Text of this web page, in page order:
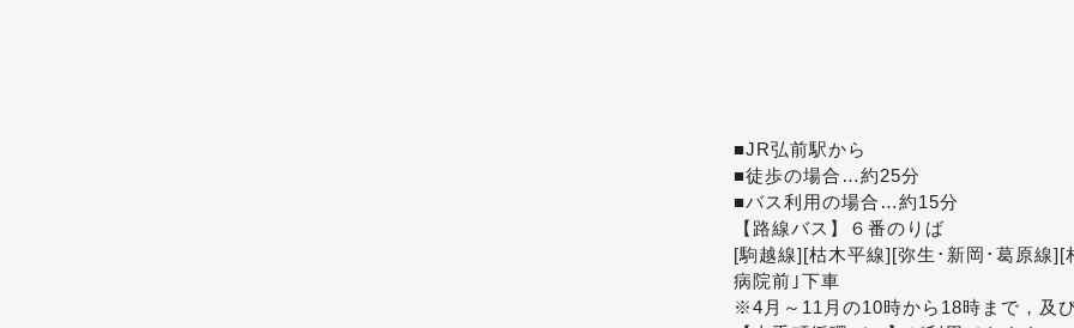
■JR弘前駅から
■徒歩の場合…約25分
■バス利用の場合…約15分
【路線バス】６番のりば
[駒越線][枯木平線][弥生･新岡･葛原線
病院前｣下車
※4月～11月の10時から18時まで，及